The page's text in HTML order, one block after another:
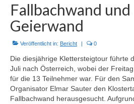
Berichte
Sommerprogramm
Skihütte
SWZ Freizeitsport
Fallbachwand und
Geierwand
Veröffentlicht in: Bericht 0
Die diesjährige Klettersteigtour führte
Juli nach Österreich, wobei der
für die 13 Teilnehmer war. Für den
Organisator Elmar Sauter den
Fallbachwand herausgesucht.